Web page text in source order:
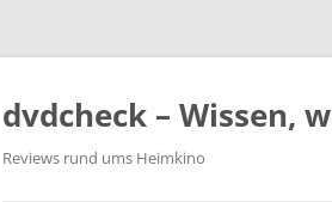
Zum
springen
dvdcheck – Wissen,
Reviews rund ums Heimkino